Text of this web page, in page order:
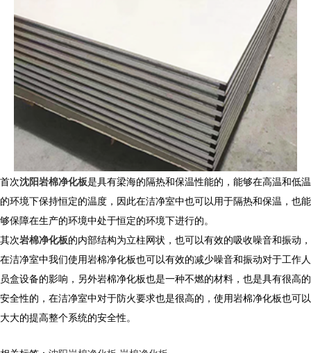
首次沈阳岩棉净化板是具有梁海的隔热和保温性能的，能够在高温和低温
的环境下保持恒定的温度，因此在洁净室中也可以用于隔热和保温，也能
够保障在生产的环境中处于恒定的环境下进行的。
其次岩棉净化板的内部结构为立柱网状，也可以有效的吸收噪音和振动，
在洁净室中我们使用岩棉净化板也可以有效的减少噪音和振动对于工作人
员盒设备的影响，另外岩棉净化板也是一种不燃的材料，也是具有很高的
安全性的，在洁净室中对于防火要求也是很高的，使用岩棉净化板也可以
大大的提高整个系统的安全性。